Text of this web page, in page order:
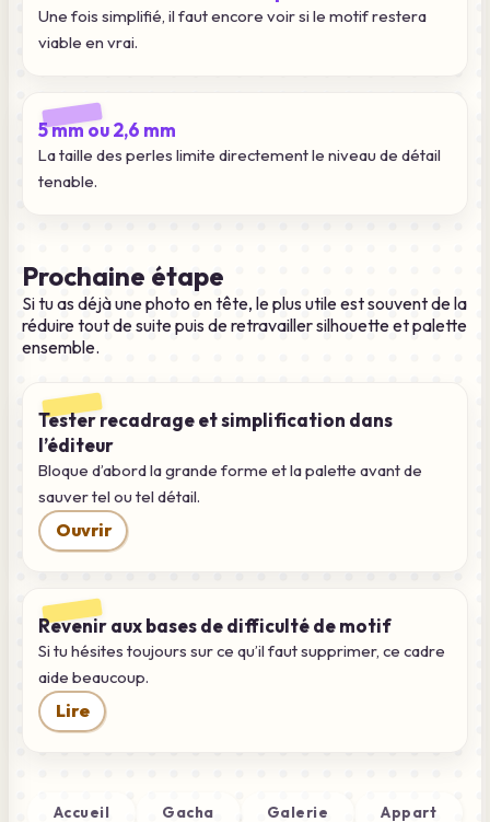
Une fois simplifié, il faut encore voir si le motif restera
viable en vrai.
5 mm ou 2,6 mm
La taille des perles limite directement le niveau de détail
tenable.
Prochaine étape
Si tu as déjà une photo en tête, le plus utile est souvent de la
réduire tout de suite puis de retravailler silhouette et palette
ensemble.
Tester recadrage et simplification dans
l’éditeur
Bloque d’abord la grande forme et la palette avant de
sauver tel ou tel détail.
Ouvrir
Revenir aux bases de difficulté de motif
Si tu hésites toujours sur ce qu’il faut supprimer, ce cadre
aide beaucoup.
Lire
Accueil Gacha Galerie Appart